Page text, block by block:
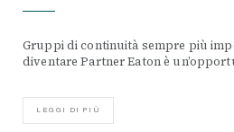
Gruppi di continuità sempre più
diventare Partner Eaton è
LEGGI DI PIÙ